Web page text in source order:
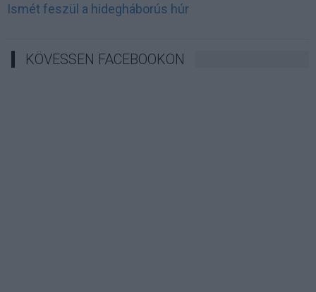
Ismét feszül a hidegháborús húr
KÖVESSEN FACEBOOKON